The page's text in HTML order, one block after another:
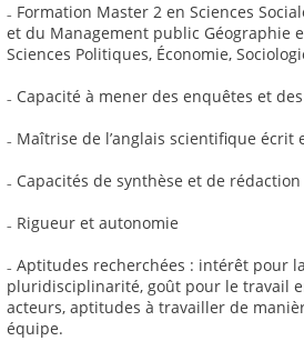
₋ Formation Master 2 en Sciences
et du Management public Géographie
Sciences Politiques, Économie,
₋ Capacité à mener des enquêtes et
₋ Maîtrise de l’anglais scientifique écrit
₋ Capacités de synthèse et de rédaction
₋ Rigueur et autonomie
₋ Aptitudes recherchées : intérêt pour
pluridisciplinarité, goût pour le travail
acteurs, aptitudes à travailler de
équipe.